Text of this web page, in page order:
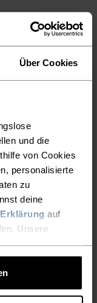
Über Cookies
und die
von Cookies
personalisierte
zu
deine
auf
Unsere
auch nach
in Produkten